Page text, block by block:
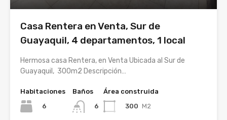
Casa Rentera en Venta, Sur de
Guayaquil, 4 departamentos, 1 local
Hermosa casa Rentera, en Venta Ubicada al Sur de
Guayaquil, 300m2 Descripción…
Habitaciones
6
Baños
6
Área construida
300 M2